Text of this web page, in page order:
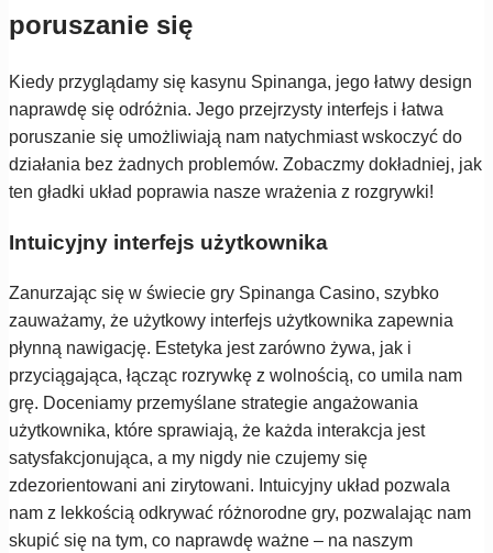
poruszanie się
Kiedy przyglądamy się kasynu Spinanga, jego łatwy design
naprawdę się odróżnia. Jego przejrzysty interfejs i łatwa
poruszanie się umożliwiają nam natychmiast wskoczyć do
działania bez żadnych problemów. Zobaczmy dokładniej, jak
ten gładki układ poprawia nasze wrażenia z rozgrywki!
Intuicyjny interfejs użytkownika
Zanurzając się w świecie gry Spinanga Casino, szybko
zauważamy, że użytkowy interfejs użytkownika zapewnia
płynną nawigację. Estetyka jest zarówno żywa, jak i
przyciągająca, łącząc rozrywkę z wolnością, co umila nam
grę. Doceniamy przemyślane strategie angażowania
użytkownika, które sprawiają, że każda interakcja jest
satysfakcjonująca, a my nigdy nie czujemy się
zdezorientowani ani zirytowani. Intuicyjny układ pozwala
nam z lekkością odkrywać różnorodne gry, pozwalając nam
skupić się na tym, co naprawdę ważne – na naszym